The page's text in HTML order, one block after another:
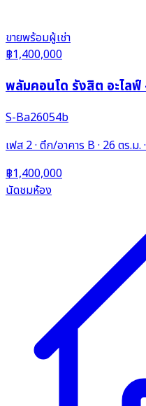
ขายพร้อมผู้เช่า
฿1,400,000
พลัมคอนโด รังสิต อะไล
S-Ba26054b
เฟส 2 · ตึก/อาคาร B · 26 ตร.ม.
฿1,400,000
นัดชมห้อง